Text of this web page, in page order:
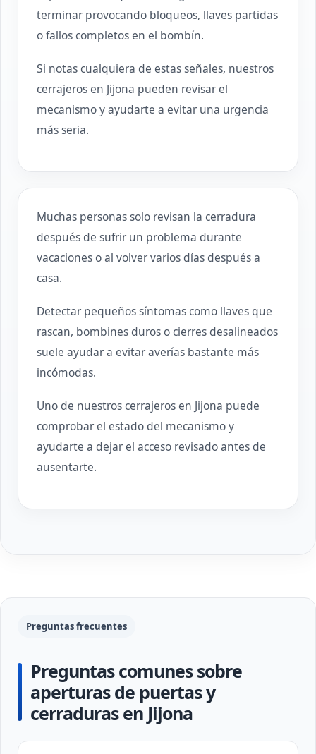
terminar provocando bloqueos, llaves partidas
o fallos completos en el bombín.
Si notas cualquiera de estas señales, nuestros
cerrajeros en Jijona pueden revisar el
mecanismo y ayudarte a evitar una urgencia
más seria.
Muchas personas solo revisan la cerradura
después de sufrir un problema durante
vacaciones o al volver varios días después a
casa.
Detectar pequeños síntomas como llaves que
rascan, bombines duros o cierres desalineados
suele ayudar a evitar averías bastante más
incómodas.
Uno de nuestros cerrajeros en Jijona puede
comprobar el estado del mecanismo y
ayudarte a dejar el acceso revisado antes de
ausentarte.
Preguntas frecuentes
Preguntas comunes sobre
aperturas de puertas y
cerraduras en Jijona